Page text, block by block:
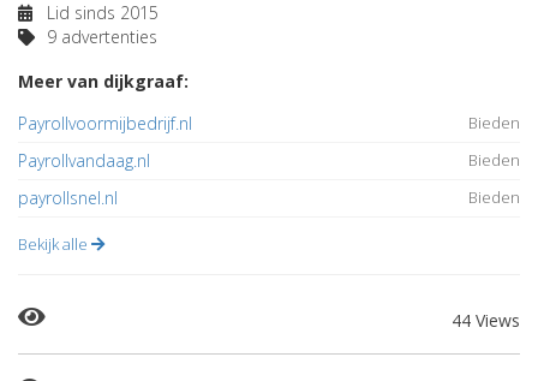
Lid sinds 2015
9 advertenties
Meer van dijkgraaf:
Payrollvoormijbedrijf.nl
Bieden
Payrollvandaag.nl Bieden
payrollsnel.nl Bieden
Bekijk alle
44 Views